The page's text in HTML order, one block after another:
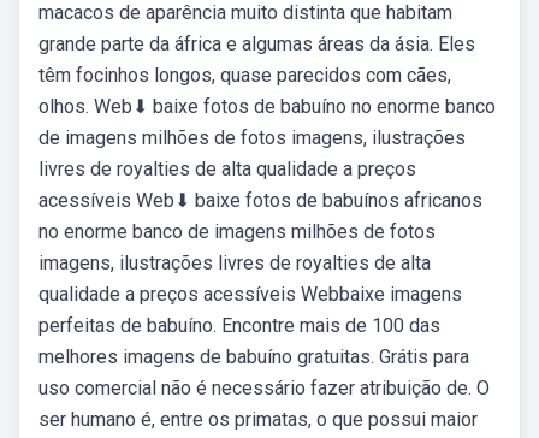
macacos de aparência muito distinta que habitam
grande parte da áfrica e algumas áreas da ásia. Eles
têm focinhos longos, quase parecidos com cães,
olhos. Web⬇ baixe fotos de babuíno no enorme banco
de imagens milhões de fotos imagens, ilustrações
livres de royalties de alta qualidade a preços
acessíveis Web⬇ baixe fotos de babuínos africanos
no enorme banco de imagens milhões de fotos
imagens, ilustrações livres de royalties de alta
qualidade a preços acessíveis Webbaixe imagens
perfeitas de babuíno. Encontre mais de 100 das
melhores imagens de babuíno gratuitas. Grátis para
uso comercial não é necessário fazer atribuição de. O
ser humano é, entre os primatas, o que possui maior